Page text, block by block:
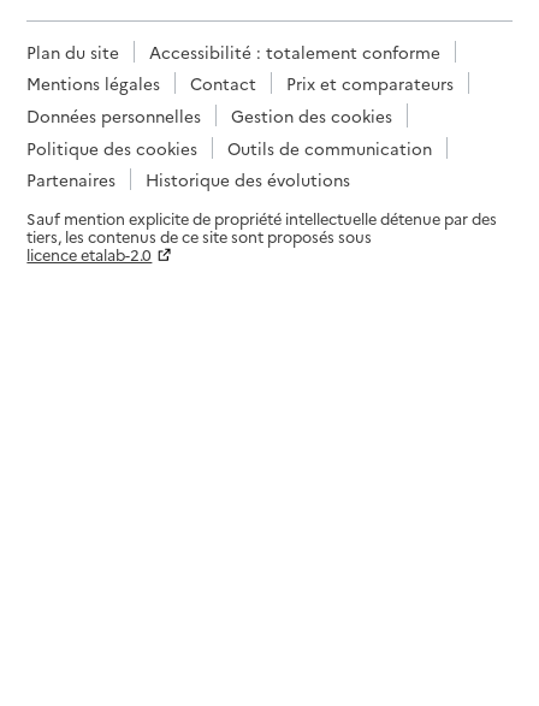
Plan du site
Accessibilité : totalement conforme
Mentions légales
Contact
Prix et comparateurs
Données personnelles
Gestion des cookies
Politique des cookies
Outils de communication
Partenaires
Historique des évolutions
Sauf mention explicite de propriété intellectuelle détenue par des
tiers, les contenus de ce site sont proposés sous
licence etalab-2.0